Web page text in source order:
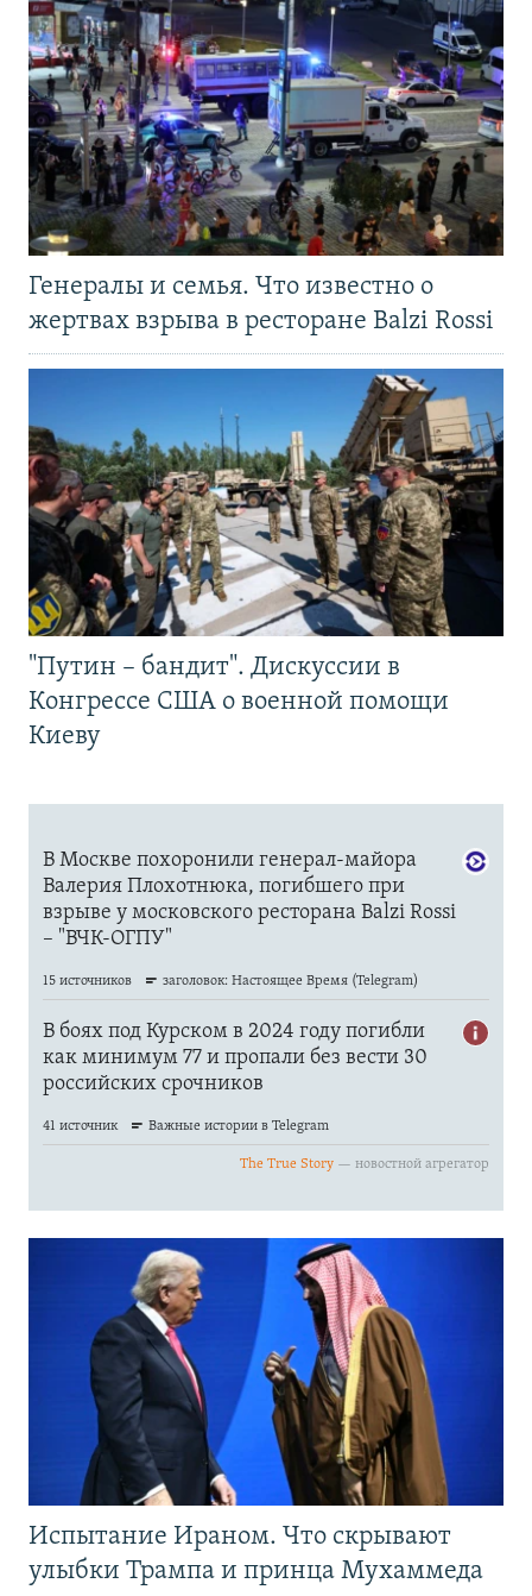
Генералы и семья. Что известно о
жертвах взрыва в ресторане Balzi Rossi
"Путин – бандит". Дискуссии в
Конгрессе США о военной помощи
Киеву
Испытание Ираном. Что скрывают
улыбки Трампа и принца Мухаммеда